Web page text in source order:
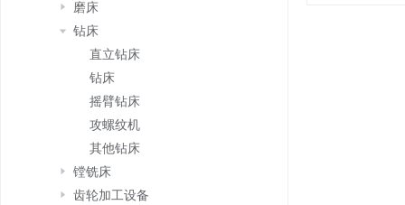
磨床
钻床
直立钻床
钻床
摇臂钻床
攻螺纹机
其他钻床
镗铣床
齿轮加工设备